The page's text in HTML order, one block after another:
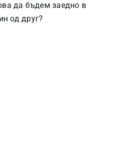
да бъдем заедно в
од друг?